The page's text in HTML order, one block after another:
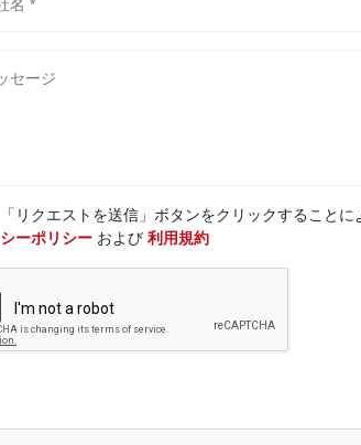
「リクエストを送信」ボタンをクリックすること
シーポリシーおよび 利用規約